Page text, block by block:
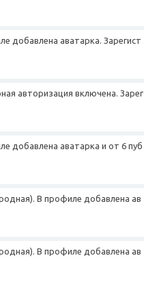
добавлена аватарка. Зарегист
авторизация включена. Зарег
добавлена аватарка и от 6 пуб
В профиле добавлена ав
В профиле добавлена ав